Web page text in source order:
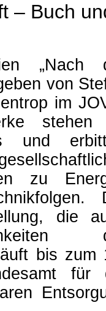
– Buch
„Nach
von
im
stehen
und
zu
die
bis zum
für